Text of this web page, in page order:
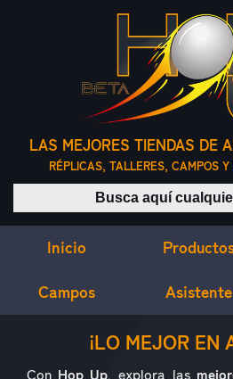
LAS MEJORES TIENDAS DE
RÉPLICAS, TALLERES, CAMPOS
Inicio
Campos Asistente
¿QUÉ ES HOP UP?
¡LO MEJOR EN
Con Hop Up, explora las